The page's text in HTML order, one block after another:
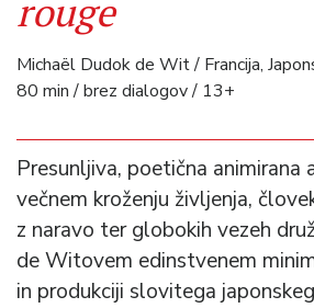
rouge
Michaël Dudok de Wit / Francija,
80 min / brez dialogov / 13+
Presunljiva, poetična animirana
večnem kroženju življenja,
z naravo ter globokih vezeh
de Witovem edinstvenem
in produkciji slovitega